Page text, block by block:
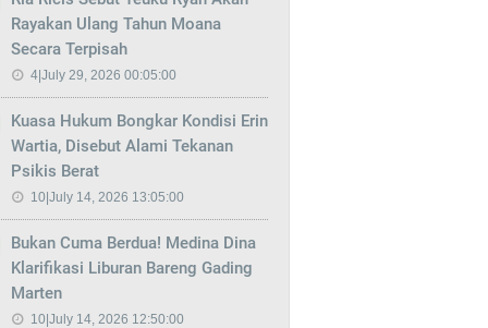
Rayakan Ulang Tahun Moana
Secara Terpisah
4|July 29, 2026 00:05:00
Kuasa Hukum Bongkar Kondisi Erin
Wartia, Disebut Alami Tekanan
Psikis Berat
10|July 14, 2026 13:05:00
Bukan Cuma Berdua! Medina Dina
Klarifikasi Liburan Bareng Gading
Marten
10|July 14, 2026 12:50:00